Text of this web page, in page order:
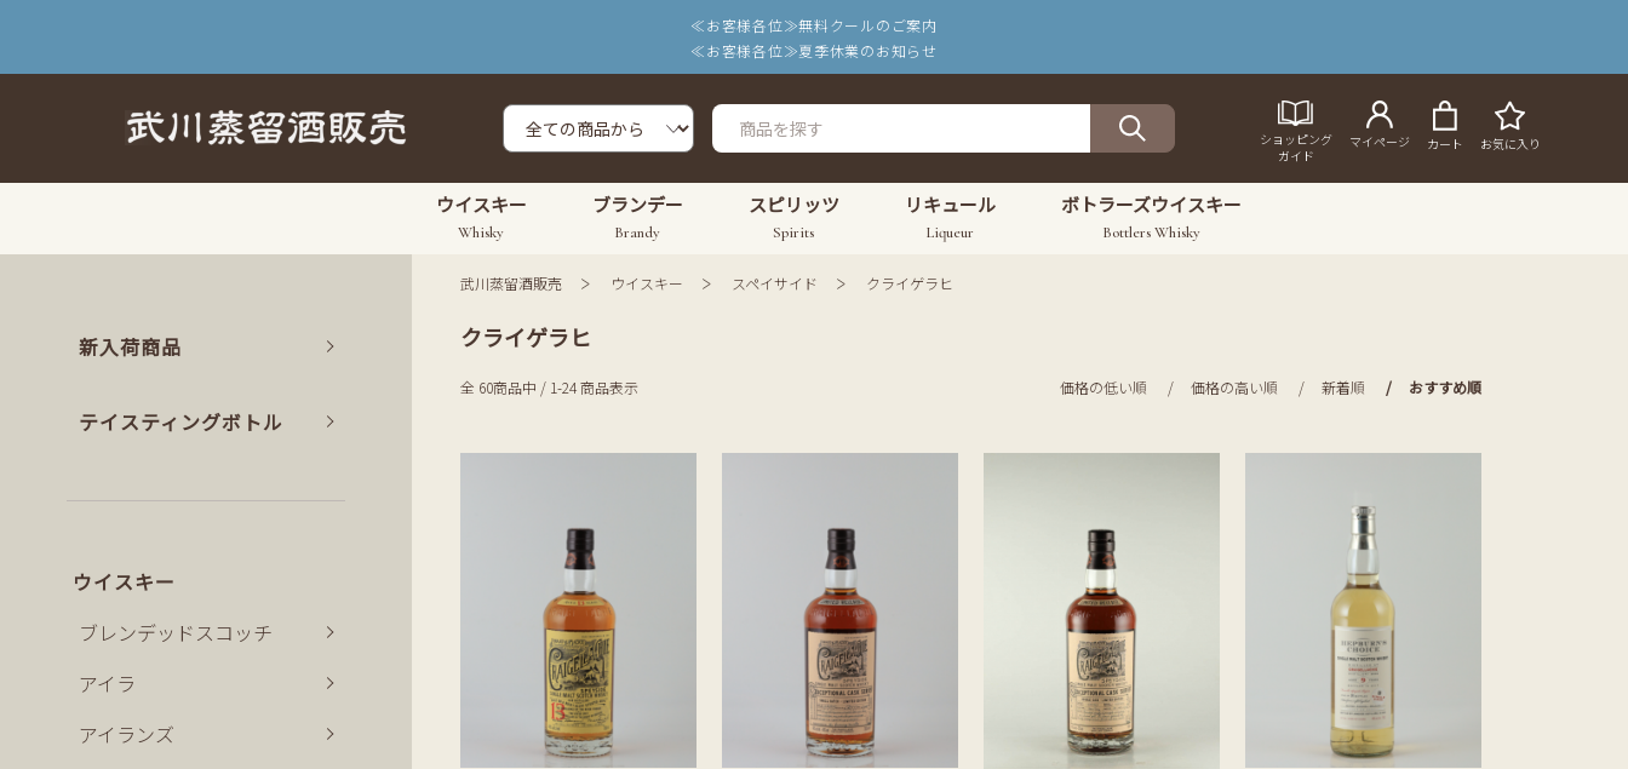
≪お客様各位≫無料クールのご案内
≪お客様各位≫夏季休業のお知らせ
ショッピング
ガイド
マイページ カート お気に入り
ウイスキー
Whisky
ブランデー
Brandy
スピリッツ
Spirits
リキュール
Liqueur
ボトラーズウイスキー
Bottlers Whisky
武川蒸留酒販売 ウイスキー スペイサイド クライゲラヒ
クライゲラヒ
全 60商品中 / 1-24 商品表示 価格の低い順 価格の高い順 新着順 おすすめ順
新入荷商品
テイスティングボトル
ウイスキー
ブレンデッドスコッチ
アイラ
アイランズ